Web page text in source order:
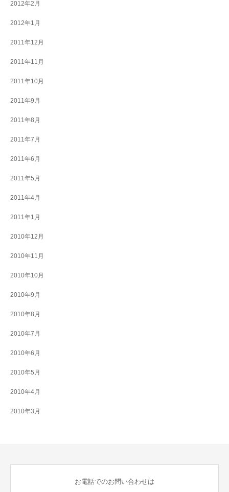
2012年2月
2012年1月
2011年12月
2011年11月
2011年10月
2011年9月
2011年8月
2011年7月
2011年6月
2011年5月
2011年4月
2011年1月
2010年12月
2010年11月
2010年10月
2010年9月
2010年8月
2010年7月
2010年6月
2010年5月
2010年4月
2010年3月
お電話でのお問い合わせは